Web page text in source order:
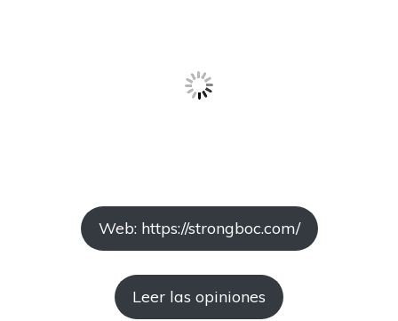
Web: https://strongboc.com/
Leer las opiniones